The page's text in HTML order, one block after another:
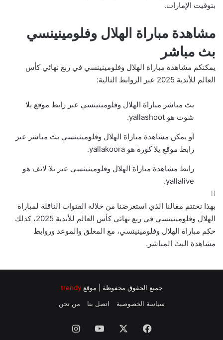
بتوقيت الإمارات.
مشاهدة مباراة الهلال وفلومينينسي
بث مباشر
يمكنكم مشاهدة مباراة الهلال وفلومينينسي في ربع نهائي كأس
العالم للأندية 2025 عبر الروابط التالية:
بث مباشر مباراة الهلال وفلومينينسي عبر رابط موقع يلا
شوت هو yallashoot.
أو يمكن مشاهدة مباراة الهلال وفلومينينسي بث مباشر عبر
رابط موقع يلا كورة هو yallakoora.
رابط مشاهدة مباراة الهلال وفلومينينسي عبر يلا لايف هو
yallalive.
بهذا نختتم مقالنا الذي استعرضنا من خلاله القنوات الناقلة لمباراة
الهلال وفلومينينسي في ربع نهائي كأس العالم للأندية 2025، كذلك
حكم مباراة الهلال وفلومينينسي، مع المعلق والموعد وروابط
مشاهدة البث المباشر.
جميع الحقوق محفوظة | موقع trendy
سياسة الخصوصية
اتصل بنا من نحن
فيسبوك ‫YouTube